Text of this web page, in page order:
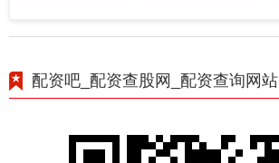
配资吧_配资查股网_配资查询网站